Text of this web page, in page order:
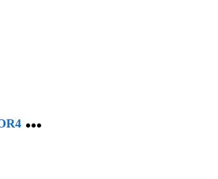
G
UIGOZ LAIT OPTIPRO JUNIOR4 900G